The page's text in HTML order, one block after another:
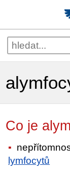
Co je
lymfocytů